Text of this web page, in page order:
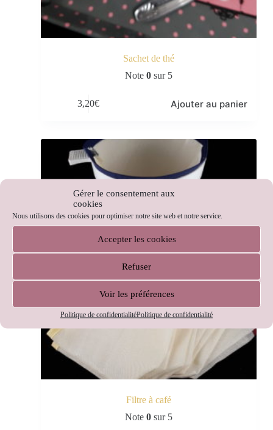
Gérer le consentement aux
cookies
Nous utilisons des cookies pour optimiser notre site web et notre service.
Accepter les cookies
Refuser
Voir les préférences
Politique de confidentialitéPolitique de confidentialité
Sachet de thé
Note 0sur 5
3,20€ Ajouter au panier
Filtre à café
Note 0sur 5